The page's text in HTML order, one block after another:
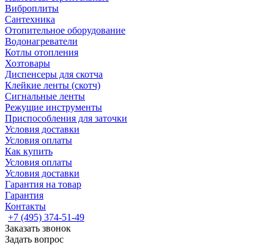
Виброплиты
Сантехника
Отопительное оборудование
Водонагреватели
Котлы отопления
Хозтовары
Диспенсеры для скотча
Клейкие ленты (скотч)
Сигнальные ленты
Режущие инструменты
Приспособления для заточки
Условия доставки
Условия оплаты
Как купить
Условия оплаты
Условия доставки
Гарантия на товар
Гарантия
Контакты
+7 (495) 374-51-49
Заказать звонок
Задать вопрос